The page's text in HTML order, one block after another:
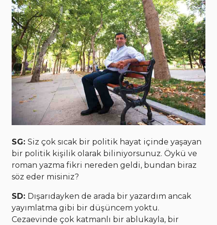
SG: Siz çok sıcak bir politik hayat içinde yaşayan
bir politik kişilik olarak biliniyorsunuz. Öykü ve
roman yazma fikri nereden geldi, bundan biraz
söz eder misiniz?
SD: Dışarıdayken de arada bir yazardım ancak
yayımlatma gibi bir düşüncem yoktu.
Cezaevinde çok katmanlı bir ablukayla, bir